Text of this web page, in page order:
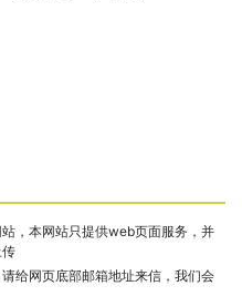
，本网站只提供web页面服务，并
给网页底部邮箱地址来信，我们会